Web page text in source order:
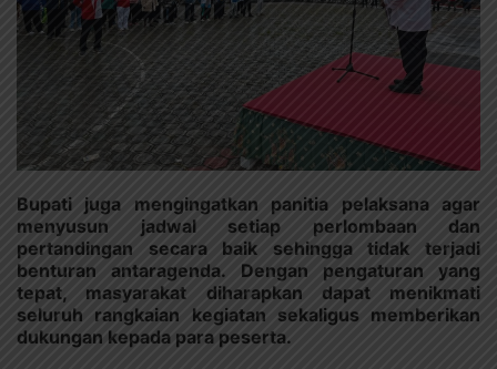
Bupati juga mengingatkan panitia pelaksana agar
menyusun jadwal setiap perlombaan dan
pertandingan secara baik sehingga tidak terjadi
benturan antaragenda. Dengan pengaturan yang
tepat, masyarakat diharapkan dapat menikmati
seluruh rangkaian kegiatan sekaligus memberikan
dukungan kepada para peserta.